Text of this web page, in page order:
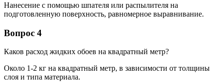
Нанесение с помощью шпателя или распылителя на
подготовленную поверхность, равномерное выравнивание.
Вопрос 4
Каков расход жидких обоев на квадратный метр?
Около 1-2 кг на квадратный метр, в зависимости от толщины
слоя и типа материала.